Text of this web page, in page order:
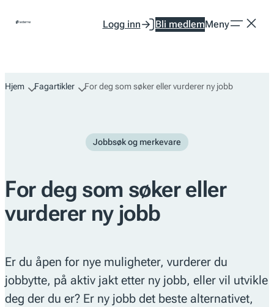
Logg inn Bli medlemMeny
Hjem Fagartikler For deg som søker eller vurderer ny jobb
Jobbsøk og merkevare
For deg som søker eller
vurderer ny jobb
Er du åpen for nye muligheter, vurderer du
jobbytte, på aktiv jakt etter ny jobb, eller vil utvikle
deg der du er? Er ny jobb det beste alternativet,